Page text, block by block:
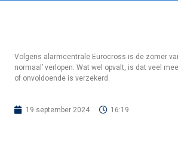
Volgens alarmcentrale Eurocross is de zomer
normaal’ verlopen. Wat wel opvalt, is dat veel
of onvoldoende is verzekerd.
19 september 2024 16:19